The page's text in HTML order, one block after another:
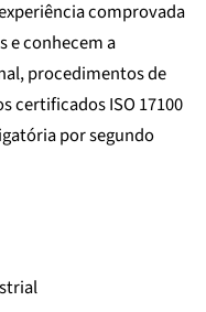
comprovada
e conhecem a
procedimentos de
certificados ISO 17100
por segundo